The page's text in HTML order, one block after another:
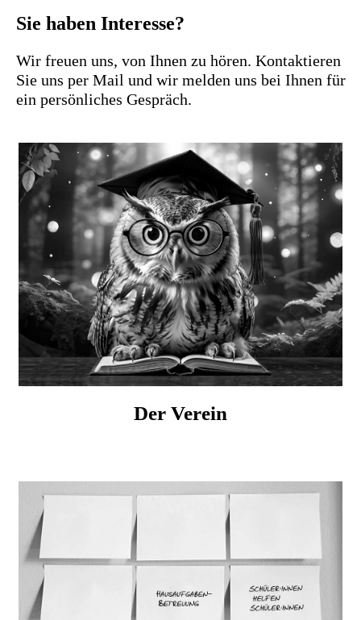
Sie haben Interesse?
Wir freuen uns, von Ihnen zu hören. Kontaktieren
Sie uns per Mail und wir melden uns bei Ihnen für
ein persönliches Gespräch.
Der Verein